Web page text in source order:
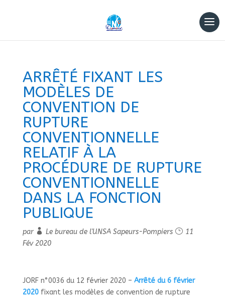
ARRÊTÉ FIXANT LES
MODÈLES DE
CONVENTION DE
RUPTURE
CONVENTIONNELLE
RELATIF À LA
PROCÉDURE DE RUPTURE
CONVENTIONNELLE
DANS LA FONCTION
PUBLIQUE
par Le bureau de l'UNSA Sapeurs-Pompiers
11
Fév 2020
JORF n°0036 du 12 février 2020 – Arrêté du 6 février
2020fixant les modèles de convention de rupture